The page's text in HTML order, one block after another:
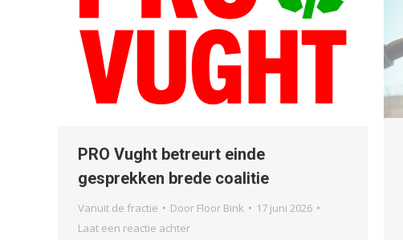
PRO Vught betreurt einde
gesprekken brede coalitie
Vanuit de fractie Door Floor Bink
17 juni 2026
Laat een reactie achter